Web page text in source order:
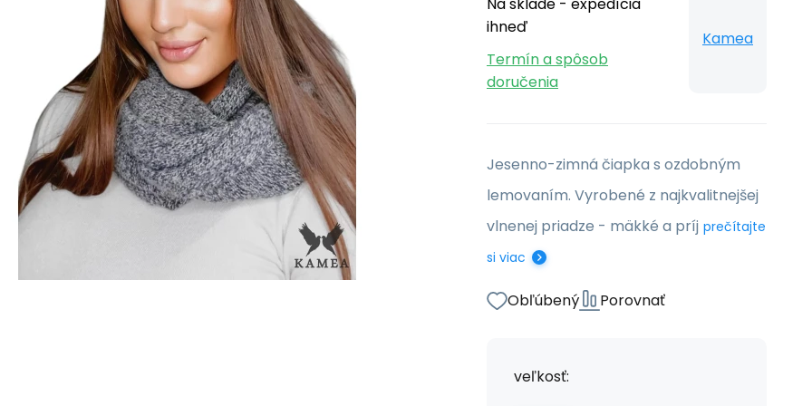
ihneď
Termín a spôsob
doručenia
Kamea
Jesenno-zimná čiapka s ozdobným
lemovaním. Vyrobené z najkvalitnejšej
vlnenej priadze - mäkké a príj prečítajte
si viac
Obľúbený Porovnať
veľkosť: